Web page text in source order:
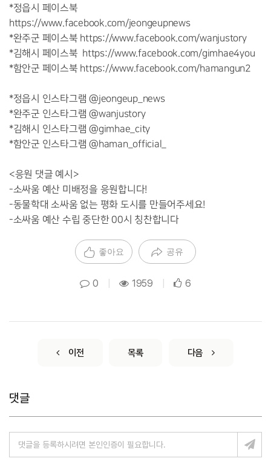
*정읍시 페이스북
https://www.facebook.com/jeongeupnews
*완주군 페이스북 https://www.facebook.com/wanjustory
*김해시 페이스북 https://www.facebook.com/gimhae4you
*함안군 페이스북 https://www.facebook.com/hamangun2
*정읍시 인스타그램 @jeongeup_news
*완주군 인스타그램 @wanjustory
*김해시 인스타그램 @gimhae_city
*함안군 인스타그램 @haman_official_
<응원 댓글 예시>
-소싸움 예산 미배정을 응원합니다!
-동물학대 소싸움 없는 평화 도시를 만들어주세요!
-소싸움 예산 수립 중단한 00시 칭찬합니다
좋아요 공유
0 1959 6
이전 목록 다음
댓글